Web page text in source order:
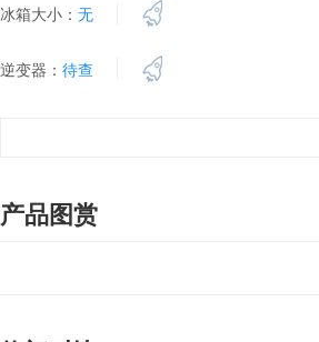
冰箱大小： 无
逆变器： 待查
产品图赏